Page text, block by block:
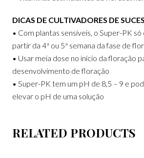
DICAS DE CULTIVADORES DE
• Com plantas sensíveis, o Super-PK
partir da 4ª ou 5ª semana da fase de
• Usar meia dose no início da floração
desenvolvimento de floração
• Super-PK tem um pH de 8,5 – 9 e
elevar o pH de uma solução
RELATED PRODUCTS